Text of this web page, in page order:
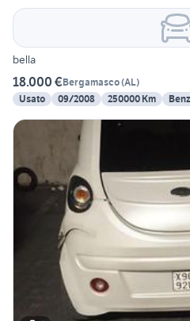
bella
18.000 €Bergamasco(AL)
Usato
09/2008 250000 Km